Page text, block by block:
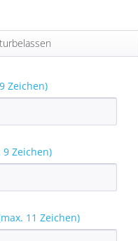
Zeichen)
Zeichen)
11 Zeichen)